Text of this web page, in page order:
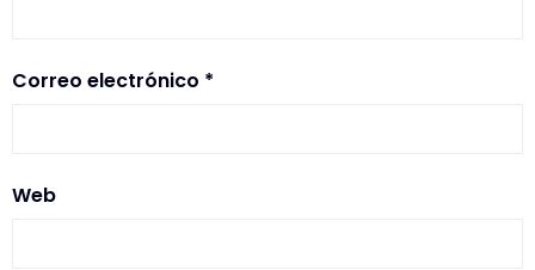
Correo electrónico *
Web